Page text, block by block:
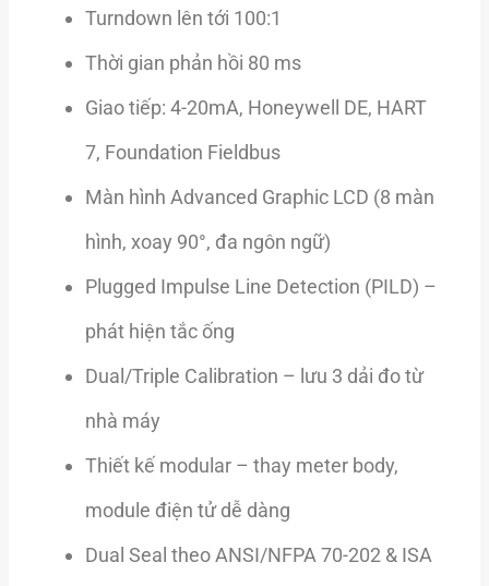
Turndown lên tới 100:1
Thời gian phản hồi 80 ms
Giao tiếp: 4-20mA, Honeywell DE, HART
7, Foundation Fieldbus
Màn hình Advanced Graphic LCD (8 màn
hình, xoay 90°, đa ngôn ngữ)
Plugged Impulse Line Detection (PILD) –
phát hiện tắc ống
Dual/Triple Calibration – lưu 3 dải đo từ
nhà máy
Thiết kế modular – thay meter body,
module điện tử dễ dàng
Dual Seal theo ANSI/NFPA 70-202 & ISA